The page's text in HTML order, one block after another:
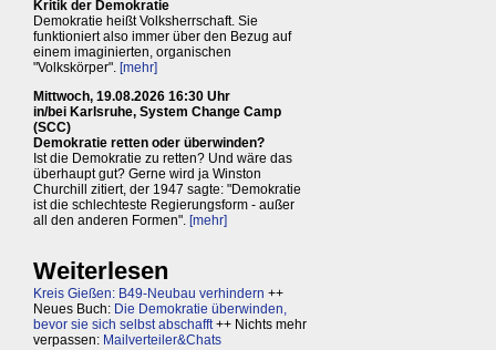
Kritik der Demokratie
Demokratie heißt Volksherrschaft. Sie
funktioniert also immer über den Bezug auf
einem imaginierten, organischen
"Volkskörper". [mehr]
Mittwoch, 19.08.2026 16:30 Uhr
in/bei Karlsruhe, System Change Camp
(SCC)
Demokratie retten oder überwinden?
Ist die Demokratie zu retten? Und wäre das
überhaupt gut? Gerne wird ja Winston
Churchill zitiert, der 1947 sagte: "Demokratie
ist die schlechteste Regierungsform - außer
all den anderen Formen". [mehr]
Weiterlesen
Kreis Gießen: B49-Neubau verhindern ++
Neues Buch: Die Demokratie überwinden,
bevor sie sich selbst abschafft++ Nichts mehr
verpassen: Mailverteiler&Chats